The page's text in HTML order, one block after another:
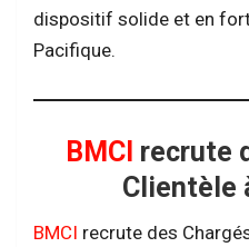
dispositif solide et en
Pacifique.
BMCI recrute
Clientèle
BMCI recrute des